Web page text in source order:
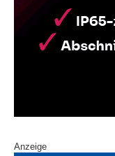
Anzeige